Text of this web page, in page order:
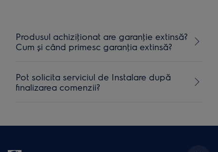
Produsul achiziţionat are garanţie extinsă?
Cum și când primesc garanţia extinsă?
Pot solicita serviciul de Instalare după
finalizarea comenzii?